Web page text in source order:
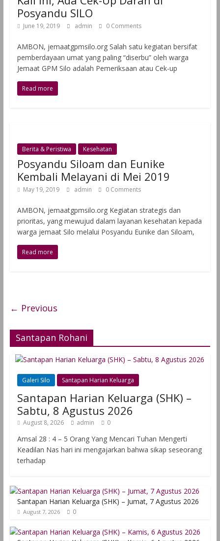
Posyandu SILO
June 19, 2019 admin 0 Comments
AMBON, jemaatgpmsilo.org Salah satu kegiatan bersifat
pemberdayaan umat yang paling “diserbu” oleh warga
Jemaat GPM Silo adalah Pemeriksaan atau Cek-up
Read more
Berita & Peristiwa Kesehatan
Posyandu Siloam dan Eunike
Kembali Melayani di Mei 2019
May 19, 2019 admin 0 Comments
AMBON, jemaatgpmsilo.org Kegiatan strategis dan
prioritas, yang mewujud dalam layanan kesehatan kepada
warga jemaat Silo melalui Posyandu Eunike dan Siloam,
Read more
← Previous
Santapan Rohani
Galeri Silo Santapan Harian Keluarga
Santapan Harian Keluarga (SHK) –
Sabtu, 8 Agustus 2026
August 8, 2026 admin 0
Amsal 28 : 4 – 5 Orang Yang Mencari Tuhan Mengerti
Keadilan Nas hari ini mengajarkan bahwa sikap seseorang
terhadap
Santapan Harian Keluarga (SHK) – Jumat, 7 Agustus 2026
August 7, 2026 0